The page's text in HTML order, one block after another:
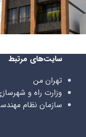
ستینسایت‌های مرتبط
تهران من
وزارت راه و
سازمان نظام